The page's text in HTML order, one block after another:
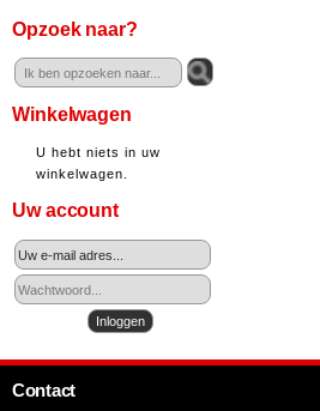
Opzoek naar?
Winkelwagen
U hebt niets in uw
winkelwagen.
Uw account
Contact